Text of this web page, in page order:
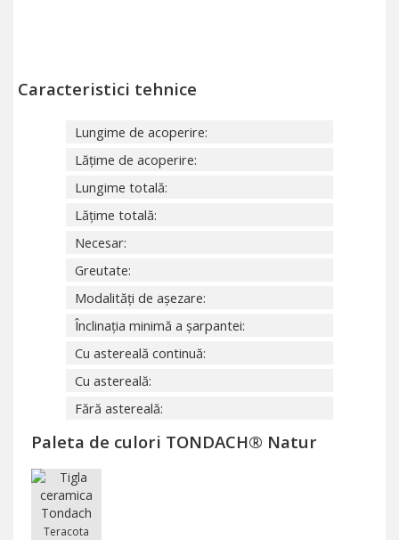
Caracteristici tehnice
Lungime de acoperire:
Lățime de acoperire:
Lungime totală:
Lățime totală:
Necesar:
Greutate:
Modalități de așezare:
Înclinația minimă a șarpantei:
Cu astereală continuă:
Cu astereală:
Fără astereală:
Paleta de culori TONDACH® Natur
Teracota